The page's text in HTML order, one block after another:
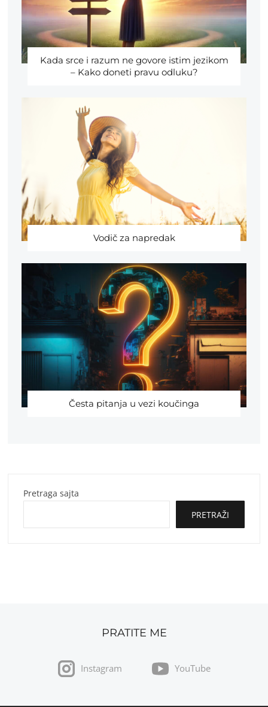
Kada srce i razum ne govore istim jezikom
– Kako doneti pravu odluku?
Vodič za napredak
Česta pitanja u vezi koučinga
Pretraga sajta
PRETRAŽI
PRATITE ME
Instagram YouTube